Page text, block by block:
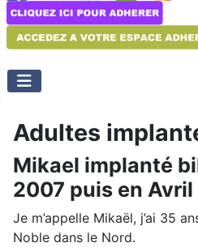
Adultes
Mikael implanté
2007 puis en Avril
Je m’appelle Mikaël, j’ai 35
Noble dans le Nord.